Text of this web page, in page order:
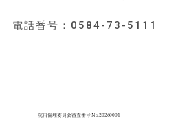
電話番号：0584-73-5111